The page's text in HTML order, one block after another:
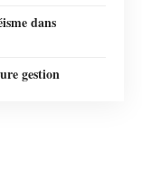
dans
gestion